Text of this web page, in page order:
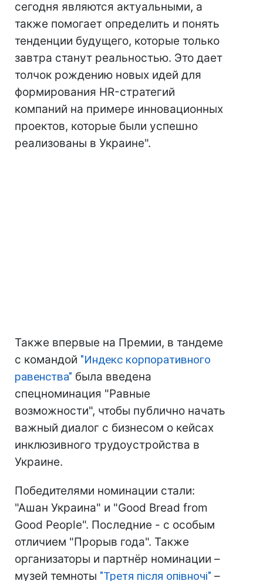
сегодня являются актуальными, а
также помогает определить и понять
тенденции будущего, которые только
завтра станут реальностью. Это дает
толчок рождению новых идей для
формирования HR-стратегий
компаний на примере инновационных
проектов, которые были успешно
реализованы в Украине".
Также впервые на Премии, в тандеме
с командой "Индекс корпоративного
равенства" была введена
спецноминация "Равные
возможности", чтобы публично начать
важный диалог с бизнесом о кейсах
инклюзивного трудоустройства в
Украине.
Победителями номинации стали:
"Ашан Украина" и "Good Bread from
Good People". Последние - с особым
отличием "Прорыв года". Также
организаторы и партнёр номинации –
музей темноты "Третя після опівночі" –